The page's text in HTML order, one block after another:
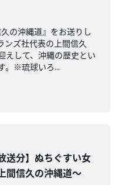
の沖縄道』をお送りし
ンズ社代表の上間信久
えして、沖縄の歴史とい
。※琉球いろ...
送分】ぬちぐすい女
信久の沖縄道～